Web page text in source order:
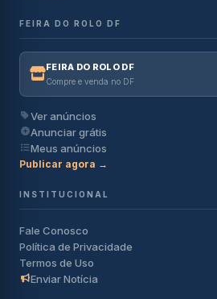
FEIRA DO ROLO DF
FEIRA DO ROLO DF
Compre e venda no DF
Ver anúncios
Anunciar grátis
Meus anúncios
Publicar agora →
INSTITUCIONAL
Fale Conosco
Política de Privacidade
Termos de Uso
Enviar Notícia